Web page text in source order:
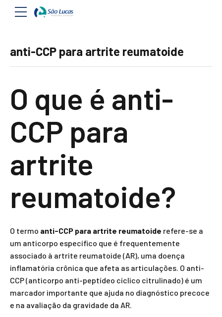
anti-CCP para artrite reumatoide
O que é anti-
CCP para
artrite
reumatoide?
O termo anti-CCP para artrite reumatoide refere-se a
um anticorpo específico que é frequentemente
associado à artrite reumatoide (AR), uma doença
inflamatória crônica que afeta as articulações. O anti-
CCP (anticorpo anti-peptídeo cíclico citrulinado) é um
marcador importante que ajuda no diagnóstico precoce
e na avaliação da gravidade da AR.